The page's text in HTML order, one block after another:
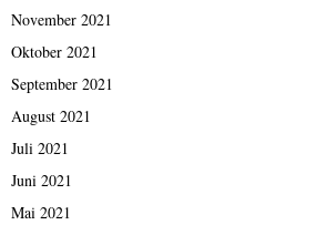
November 2021
Oktober 2021
September 2021
August 2021
Juli 2021
Juni 2021
Mai 2021